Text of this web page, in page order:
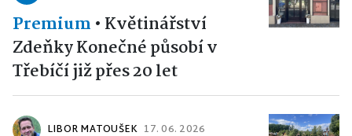
Premium • Květinářství
Zdeňky Konečné působí v
Třebíčí již přes 20 let
LIBOR MATOUŠEK 17. 06. 2026